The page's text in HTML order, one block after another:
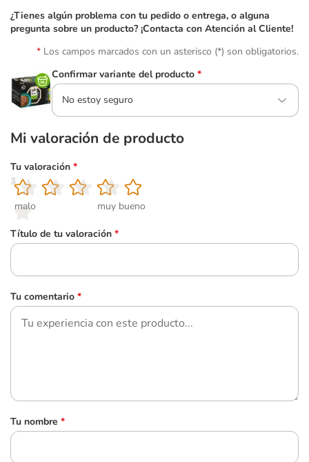
¿Tienes algún problema con tu pedido o entrega, o alguna
pregunta sobre un producto? ¡Contacta con Atención al Cliente!
Los campos marcados con un asterisco (*) son obligatorios.
Confirmar variante del producto *
No estoy seguro
Mi valoración de producto
Tu valoración *
1
malo
2
3
4
5
muy bueno
Título de tu valoración *
Tu comentario *
Tu nombre *